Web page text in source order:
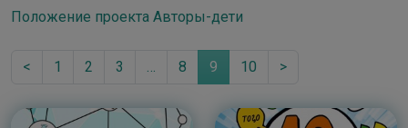
Положение проекта Авторы-дети
< 1 2 3 … 8 9 10 >